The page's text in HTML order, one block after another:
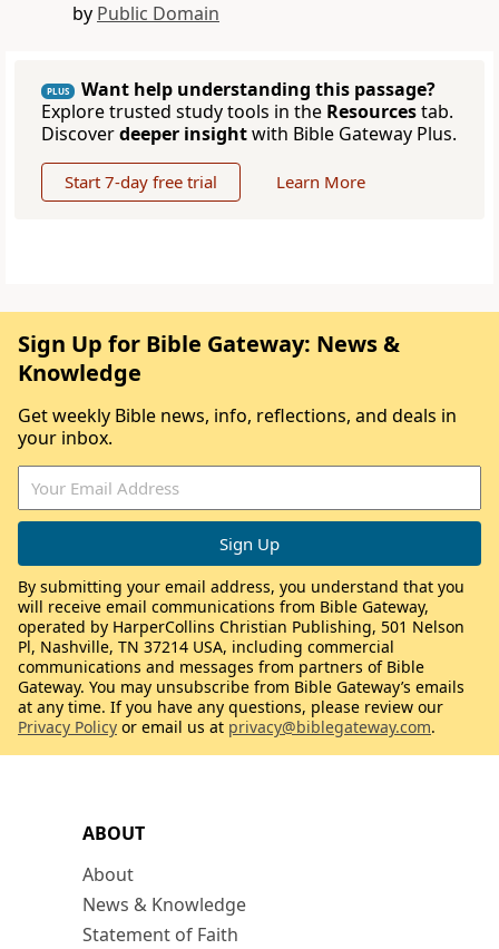
by Public Domain
PLUS
Want help understanding this passage?
Explore trusted study tools in the Resourcestab.
Discoverdeeper insightwith Bible Gateway Plus.
Start 7-day free trial Learn More
ABOUT
About
News & Knowledge
Statement of Faith
Sign Up for Bible Gateway: News &
Knowledge
Get weekly Bible news, info, reflections, and deals in
your inbox.
By submitting your email address, you understand that you
will receive email communications from Bible Gateway,
operated by HarperCollins Christian Publishing, 501 Nelson
Pl, Nashville, TN 37214 USA, including commercial
communications and messages from partners of Bible
Gateway. You may unsubscribe from Bible Gateway’s emails
at any time. If you have any questions, please review our
Privacy Policy or email us at privacy@biblegateway.com.